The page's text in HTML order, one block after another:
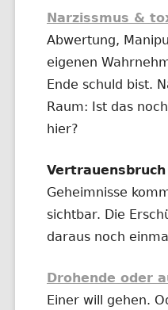
Narzissmus &
Abwertung,
eigenen
Ende schuld bist.
Raum: Ist das
hier?
Geheimnisse
sichtbar. Die
daraus noch
Drohende oder
Einer will gehen.